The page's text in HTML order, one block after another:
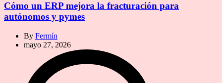
Cómo un ERP mejora la fracturación para
autónomos y pymes
By Fermín
mayo 27, 2026